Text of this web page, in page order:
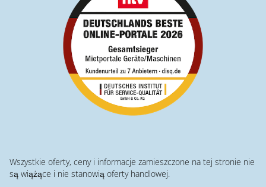
Wszystkie oferty, ceny i informacje zamieszczone na tej stronie nie
są wiążące i nie stanowią oferty handlowej.